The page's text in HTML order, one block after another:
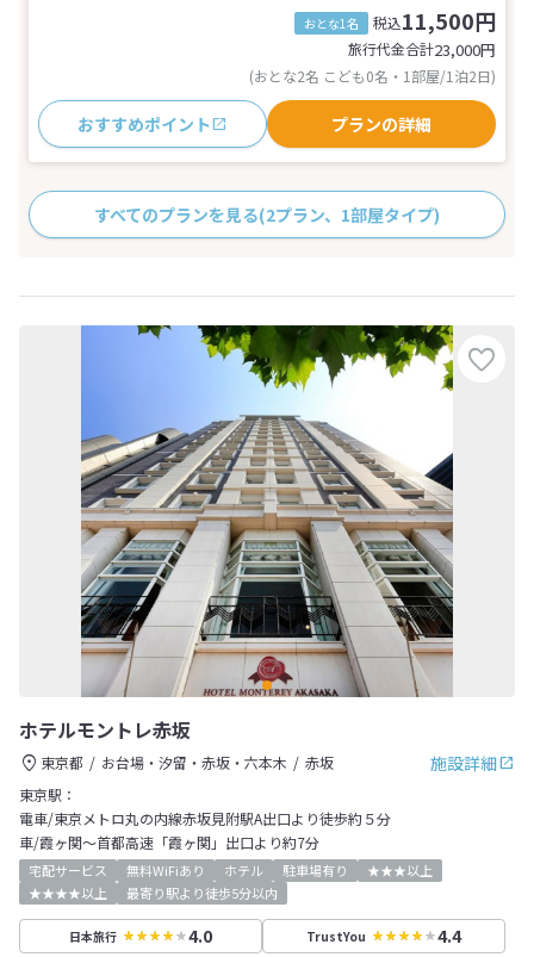
おとな1名 税込11,500円
旅行代金合計23,000円
(おとな2名 こども0名・1部屋/1泊2日)
おすすめポイント プランの詳細
すべてのプランを見る(2プラン、1部屋タイプ)
ホテルモントレ赤坂
施設詳細
東京都 お台場・汐留・赤坂・六本木
赤坂
東京駅：
電車/東京メトロ丸の内線赤坂見附駅A出口より徒歩約５分
車/霞ヶ関～首都高速「霞ヶ関」出口より約7分
宅配サービス 無料WiFiあり ホテル 駐車場有り
★★★以上
★★★★以上
最寄り駅より徒歩5分以内
日本旅行 4.0 TrustYou 4.4